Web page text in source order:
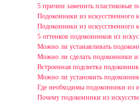
5 причин заменить пластиковые
Подоконники из искусственного
Подоконники из искусственного
5 оттенков подоконников из
Можно ли устанавливать
Можно ли сделать подоконники
Встроенная подсветка
Можно ли установить
Где необходимы подоконники из
Почему подоконники из